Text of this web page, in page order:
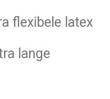
flexibele latex
lange